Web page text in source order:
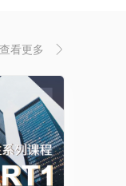
查看更多